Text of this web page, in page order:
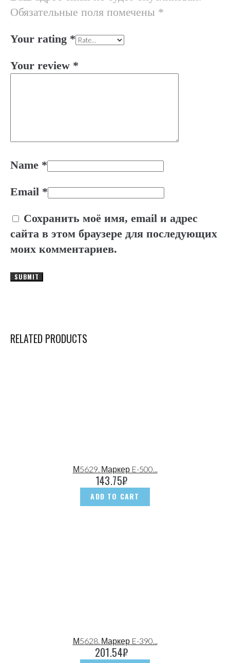
Обязательные поля помечены *
Your rating *
Your review *
Name *
Email *
Сохранить моё имя, email и адрес
сайта в этом браузере для последующих
моих комментариев.
RELATED PRODUCTS
М5629. Маркер E-500...
143.75₽
ADD TO CART
М5628. Маркер E-390...
201.54₽